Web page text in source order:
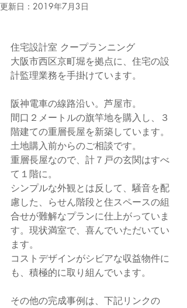
更新日： 2019年7月3日
住宅設計室 クープランニング
大阪市西区京町堀を拠点に、住宅の設
計監理業務を手掛けています。
阪神電車の線路沿い。芦屋市。
間口２メートルの旗竿地を購入し、３
階建ての重層長屋を新築しています。
土地購入前からのご相談です。
重層長屋なので、計７戸の玄関はすべ
て１階に。
シンプルな外観とは反して、騒音を配
慮した、らせん階段と住スペースの組
合せが難解なプランに仕上がっていま
す。現状満室で、喜んでいただいてい
ます。
コストデザインがシビアな収益物件に
も、積極的に取り組んでいます。
その他の完成事例は、下記リンクの